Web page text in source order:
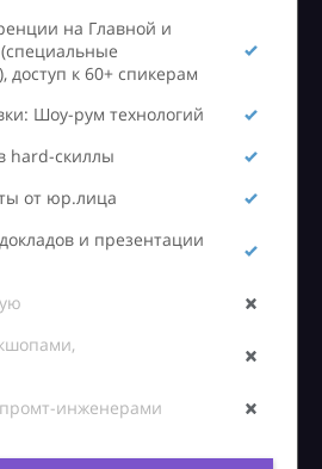
на Главной и
доступ к 60+ спикерам
Шоу-рум технологий
hard-скиллы
от юр.лица
и презентации
инженерами